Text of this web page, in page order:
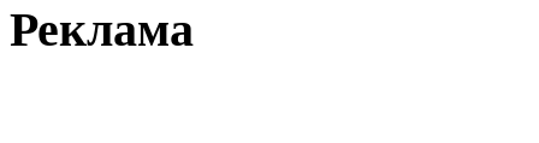
Реклама